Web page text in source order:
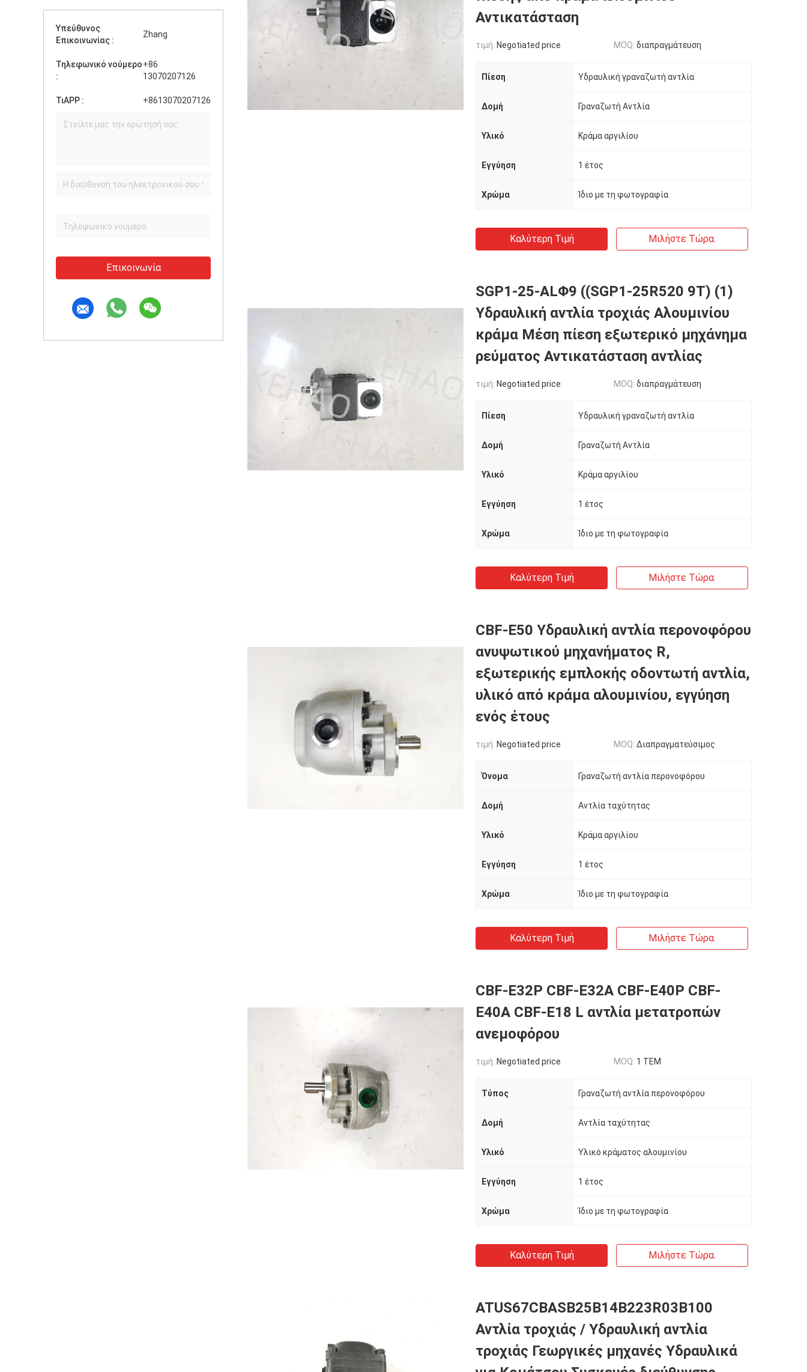
Υπεύθυνος
Επικοινωνίας :
Zhang
Τηλεφωνικό νούμερο
:
+86
13070207126
ΤιAPP : +8613070207126
Επικοινωνία
Αντικατάσταση
τιμή: Negotiated price MOQ: διαπραγμάτευση
Πίεση Υδραυλική γραναζωτή αντλία
Δομή Γραναζωτή Αντλία
Υλικό Κράμα αργιλίου
Εγγύηση 1 έτος
Χρώμα Ίδιο με τη φωτογραφία
Καλύτερη Τιμή Μιλήστε Τώρα.
SGP1-25-ALΦ9 ((SGP1-25R520 9T) (1)
Υδραυλική αντλία τροχιάς Αλουμινίου
κράμα Μέση πίεση εξωτερικό μηχάνημα
ρεύματος Αντικατάσταση αντλίας
τιμή: Negotiated price MOQ: διαπραγμάτευση
Πίεση Υδραυλική γραναζωτή αντλία
Δομή Γραναζωτή Αντλία
Υλικό Κράμα αργιλίου
Εγγύηση 1 έτος
Χρώμα Ίδιο με τη φωτογραφία
Καλύτερη Τιμή Μιλήστε Τώρα.
CBF-E50 Υδραυλική αντλία περονοφόρου
ανυψωτικού μηχανήματος R,
εξωτερικής εμπλοκής οδοντωτή αντλία,
υλικό από κράμα αλουμινίου, εγγύηση
ενός έτους
τιμή: Negotiated price MOQ: Διαπραγματεύσιμος
Όνομα Γραναζωτή αντλία περονοφόρου
Δομή Αντλία ταχύτητας
Υλικό Κράμα αργιλίου
Εγγύηση 1 έτος
Χρώμα Ίδιο με τη φωτογραφία
Καλύτερη Τιμή Μιλήστε Τώρα.
CBF-E32P CBF-E32A CBF-E40P CBF-
E40A CBF-E18 L αντλία μετατροπών
ανεμοφόρου
τιμή: Negotiated price MOQ: 1 ΤΕΜ
Τύπος Γραναζωτή αντλία περονοφόρου
Δομή Αντλία ταχύτητας
Υλικό Υλικό κράματος αλουμινίου
Εγγύηση 1 έτος
Χρώμα Ίδιο με τη φωτογραφία
Καλύτερη Τιμή Μιλήστε Τώρα.
ATUS67CBASB25B14B223R03B100
Αντλία τροχιάς / Υδραυλική αντλία
τροχιάς Γεωργικές μηχανές Υδραυλικά